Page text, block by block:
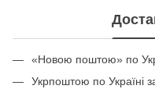
«Новою поштою» по
Укрпоштою по Україні